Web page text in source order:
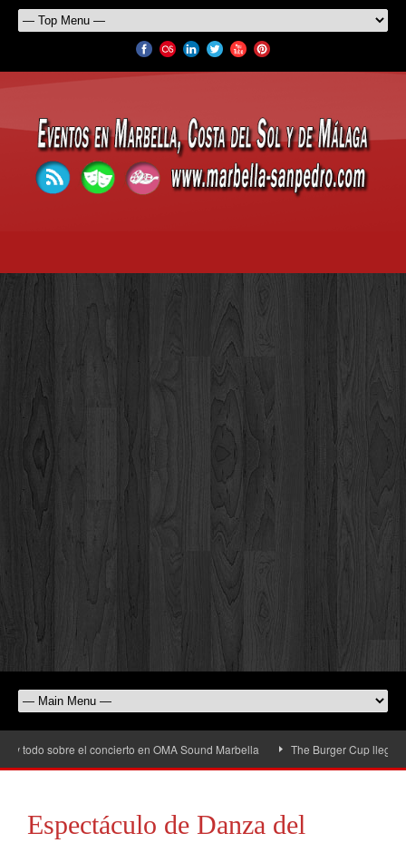
sobre el concierto en OMA Sound Marbella The Burger Cup llega a
Espectáculo de Danza del